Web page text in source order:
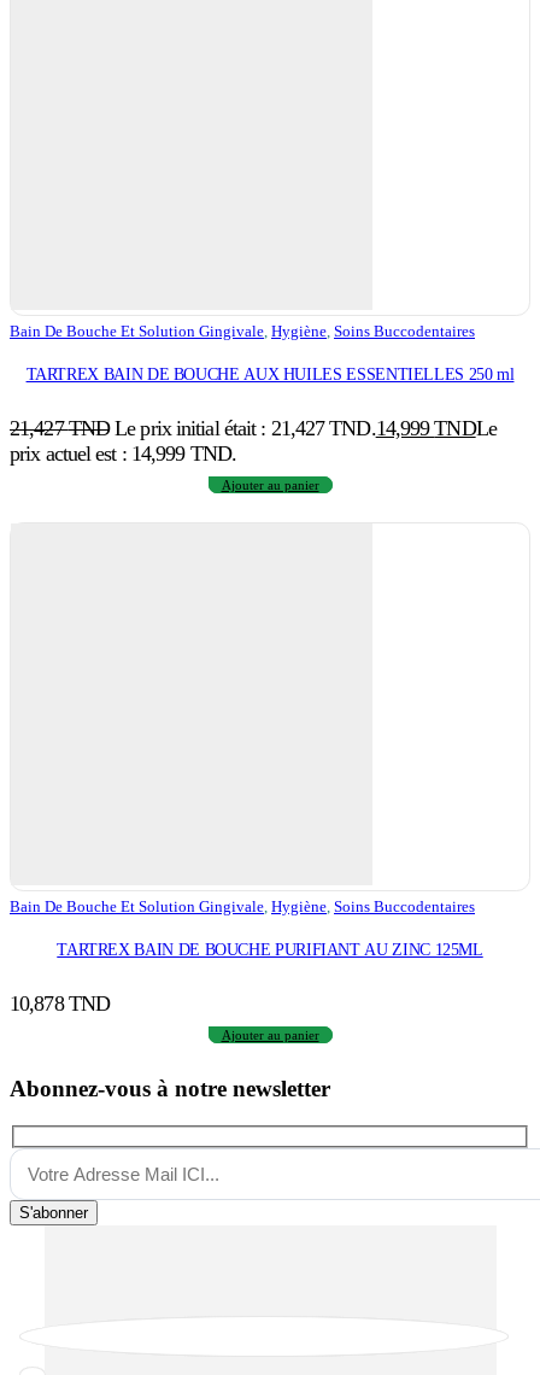
Bain De Bouche Et Solution Gingivale Hygiène Soins Buccodentaires
TARTREX BAIN DE BOUCHE AUX HUILES ESSENTIELLES 250 ml
21,427TND Le prix initial était : 21,427 TND.14,999TNDLe
prix actuel est : 14,999 TND.
Ajouter au panier
Bain De Bouche Et Solution Gingivale, Hygiène, Soins Buccodentaires
TARTREX BAIN DE BOUCHE PURIFIANT AU ZINC 125ML
10,878TND
Ajouter au panier
Abonnez-vous à notre newsletter
S'abonner